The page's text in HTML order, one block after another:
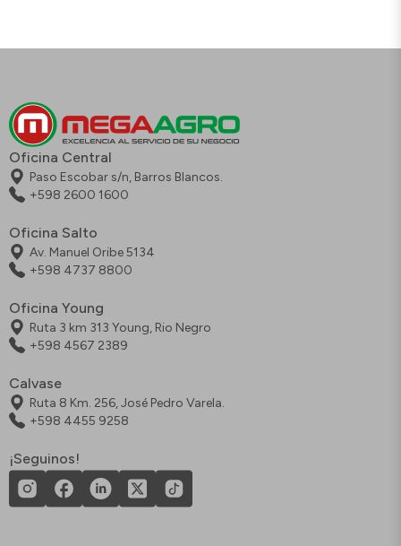
Oficina Central
Paso Escobar s/n, Barros Blancos.
+598 2600 1600
Oficina Salto
Av. Manuel Oribe 5134
+598 4737 8800
Oficina Young
Ruta 3 km 313 Young, Rio Negro
+598 4567 2389
Calvase
Ruta 8 Km. 256, José Pedro Varela.
+598 4455 9258
¡Seguinos!